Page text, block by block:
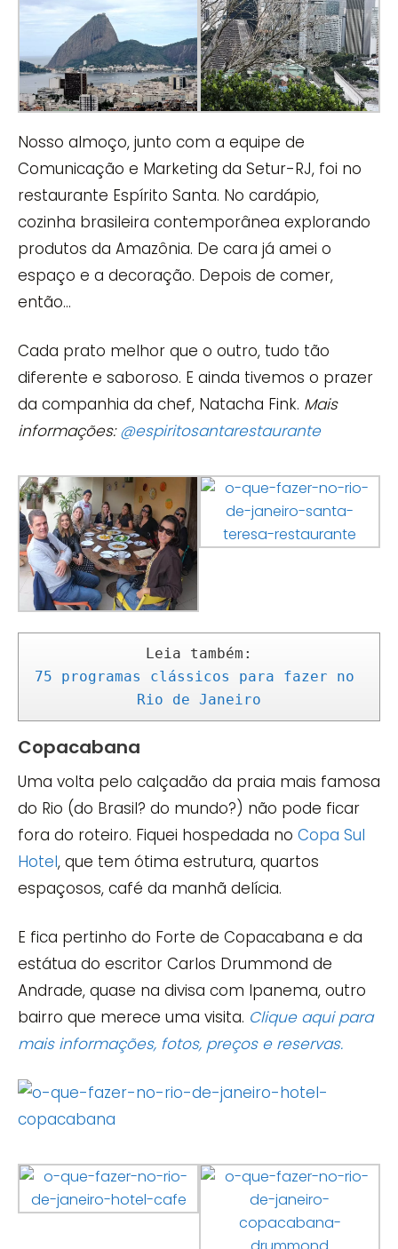
Nosso almoço, junto com a equipe de
Comunicação e Marketing da Setur-RJ, foi no
restaurante Espírito Santa. No cardápio,
cozinha brasileira contemporânea explorando
produtos da Amazônia. De cara já amei o
espaço e a decoração. Depois de comer,
então…
Cada prato melhor que o outro, tudo tão
diferente e saboroso. E ainda tivemos o prazer
da companhia da chef, Natacha Fink. Mais
informações:@espiritosantarestaurante
75 programas clássicos para fazer no
Rio de Janeiro
Copacabana
Uma volta pelo calçadão da praia mais famosa
do Rio (do Brasil? do mundo?) não pode ficar
fora do roteiro. Fiquei hospedada no Copa Sul
Hotel, que tem ótima estrutura, quartos
espaçosos, café da manhã delícia.
E fica pertinho do Forte de Copacabana e da
estátua do escritor Carlos Drummond de
Andrade, quase na divisa com Ipanema, outro
bairro que merece uma visita. Clique aqui para
mais informações, fotos, preços e reservas.